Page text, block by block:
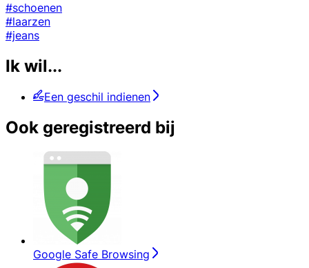
#schoenen
#laarzen
#jeans
Ik wil...
Een geschil indienen
Ook geregistreerd bij
Google Safe Browsing